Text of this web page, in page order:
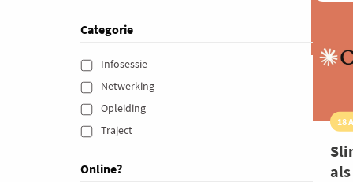
Categorie
Infosessie
Netwerking
Opleiding
Traject
Online?
18